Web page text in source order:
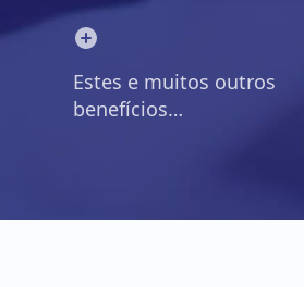
Estes e muitos outros
benefícios…